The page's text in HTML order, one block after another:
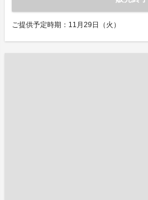
ご提供予定時期：11月29日（火）